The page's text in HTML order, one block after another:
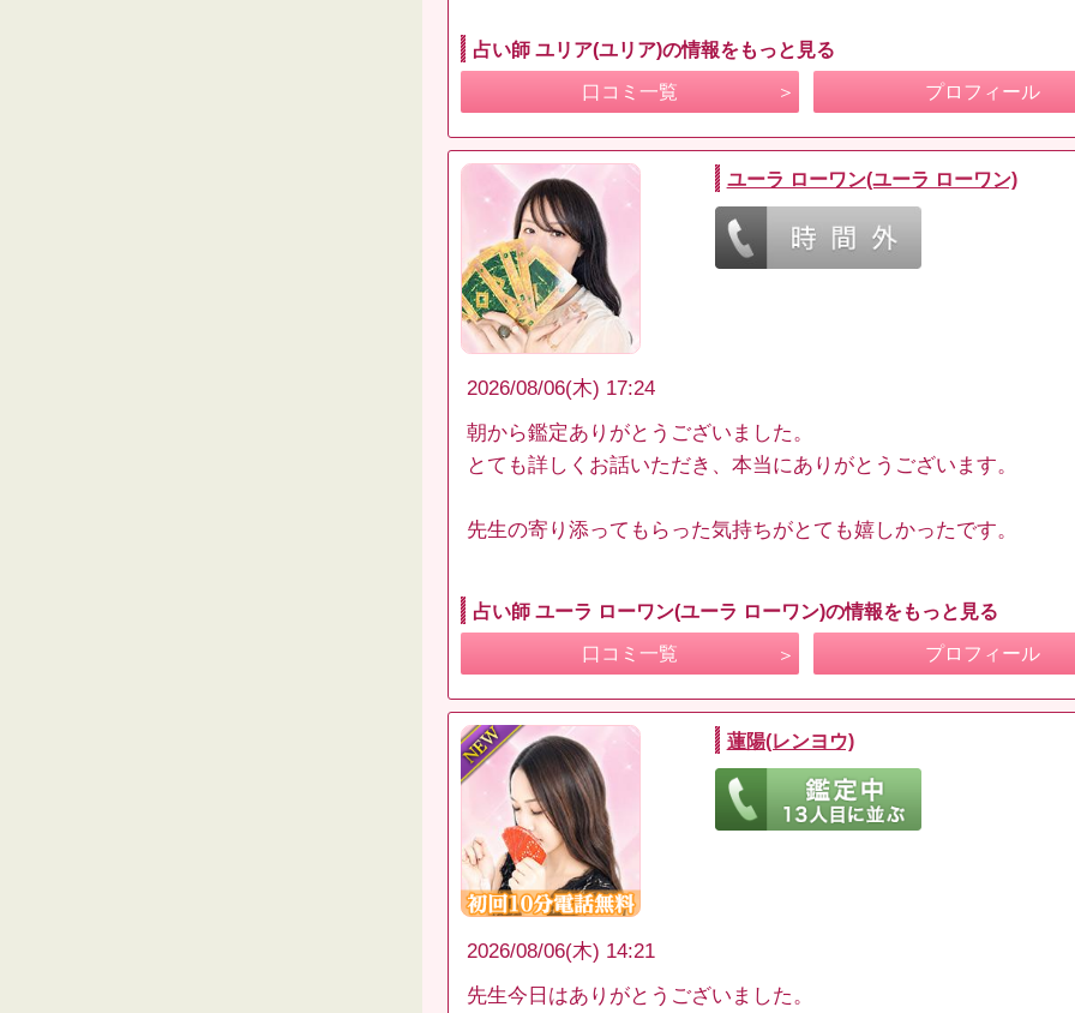
占い師 ユリア(ユリア)の情報をもっと見る
口コミ一覧 プロフィール
ユーラ ローワン(ユーラ ローワン)
2026/08/06(木) 17:24
朝から鑑定ありがとうございました。
とても詳しくお話いただき、本当にありがとうございます。
先生の寄り添ってもらった気持ちがとても嬉しかったです。
占い師 ユーラ ローワン(ユーラ ローワン)の情報をもっと見る
口コミ一覧 プロフィール
蓮陽(レンヨウ)
2026/08/06(木) 14:21
先生今日はありがとうございました。